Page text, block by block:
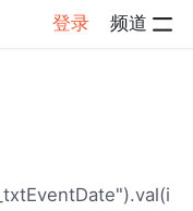
登录 频道